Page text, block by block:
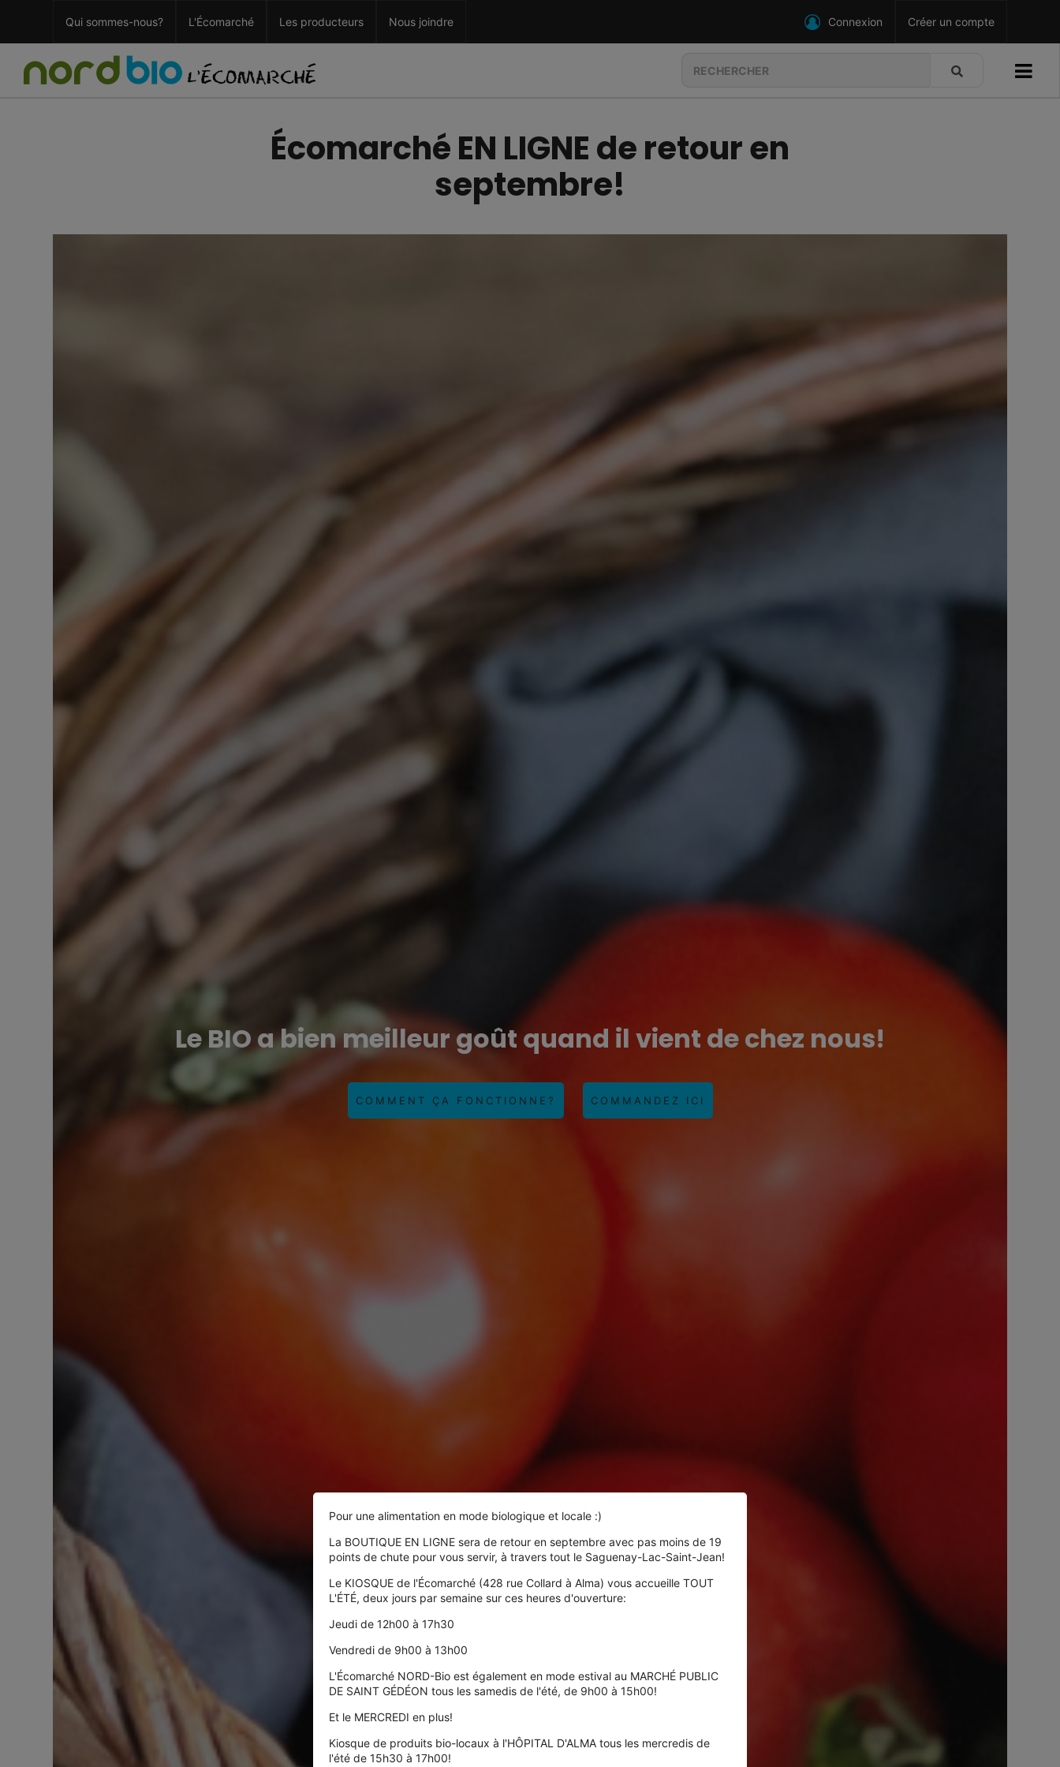
Pour une alimentation en mode biologique et locale :)
La BOUTIQUE EN LIGNE sera de retour en septembre avec pas moins de 19
points de chute pour vous servir, à travers tout le Saguenay-Lac-Saint-Jean!
Le KIOSQUE de l'Écomarché (428 rue Collard à Alma) vous accueille TOUT
L'ÉTÉ, deux jours par semaine sur ces heures d'ouverture:
Jeudi de 12h00 à 17h30
Vendredi de 9h00 à 13h00
L'Écomarché NORD-Bio est également en mode estival au MARCHÉ PUBLIC
DE SAINT GÉDÉON tous les samedis de l'été, de 9h00 à 15h00!
Et le MERCREDI en plus!
Kiosque de produits bio-locaux à l'HÔPITAL D'ALMA tous les mercredis de
l'été de 15h30 à 17h00!
Qui sommes-nous? L'Écomarché Les producteurs Nous joindre Connexion Créer un compte
Écomarché EN LIGNE de retour en
septembre!
Le BIO a bien meilleur goût quand il vient de chez nous!
COMMENT ÇA FONCTIONNE? COMMANDEZ ICI